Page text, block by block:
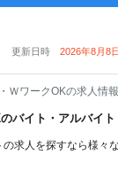
更新日時 2026年8月8日
ＷワークOKの求人情報
バイト・アルバイ
求人を探すなら様々